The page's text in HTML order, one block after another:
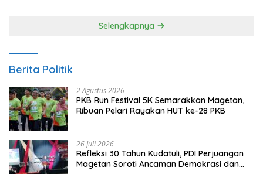
Selengkapnya
Berita Politik
2 Agustus 2026
PKB Run Festival 5K Semarakkan Magetan,
Ribuan Pelari Rayakan HUT ke-28 PKB
26 Juli 2026
Refleksi 30 Tahun Kudatuli, PDI Perjuangan
Magetan Soroti Ancaman Demokrasi dan